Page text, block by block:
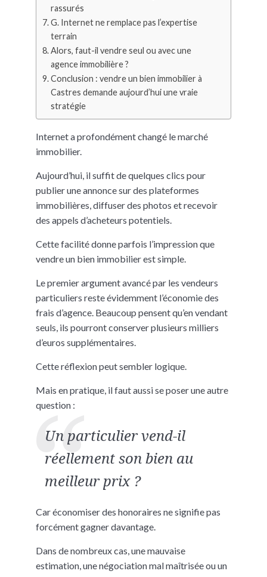
rassurés
G. Internet ne remplace pas l’expertise
terrain
Alors, faut-il vendre seul ou avec une
agence immobilière ?
Conclusion : vendre un bien immobilier à
Castres demande aujourd’hui une vraie
stratégie
Internet a profondément changé le marché
immobilier.
Aujourd’hui, il suffit de quelques clics pour
publier une annonce sur des plateformes
immobilières, diffuser des photos et recevoir
des appels d’acheteurs potentiels.
Cette facilité donne parfois l’impression que
vendre un bien immobilier est simple.
Le premier argument avancé par les vendeurs
particuliers reste évidemment l’économie des
frais d’agence. Beaucoup pensent qu’en vendant
seuls, ils pourront conserver plusieurs milliers
d’euros supplémentaires.
Cette réflexion peut sembler logique.
Mais en pratique, il faut aussi se poser une autre
question :
Un particulier vend-il
réellement son bien au
meilleur prix ?
Car économiser des honoraires ne signifie pas
forcément gagner davantage.
Dans de nombreux cas, une mauvaise
estimation, une négociation mal maîtrisée ou un